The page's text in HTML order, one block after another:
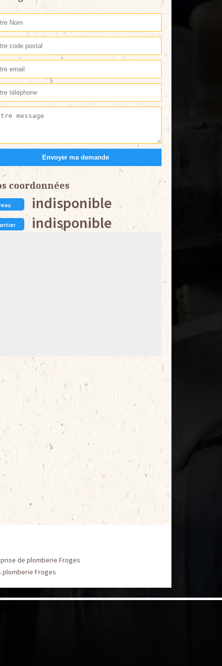
coordonnées
indisponible
indisponible
de plomberie Froges
plomberie Froges